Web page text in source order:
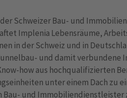
Schweizer Bau- und
Implenia Lebensräume,
in der Schweiz und in
und damit
how aus hochqualifizierten
unter einem Dach zu
Bau- und